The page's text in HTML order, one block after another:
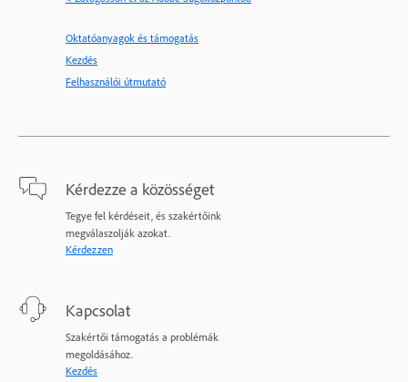
Oktatóanyagok és támogatás
Kezdés
Felhasználói útmutató
Kérdezze a közösséget
Tegye fel kérdéseit, és szakértőink
megválaszolják azokat.
Kérdezzen
Kapcsolat
Szakértői támogatás a problémák
megoldásához.
Kezdés